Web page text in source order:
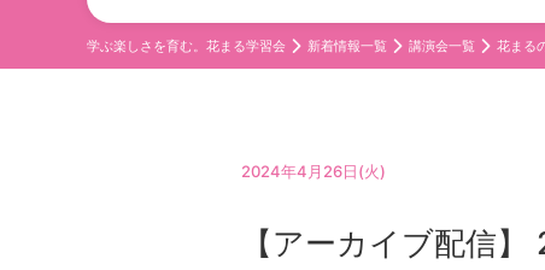
学ぶ楽しさを育む。花まる学習会 新着情報一覧 講演会一覧 花まる
2024年4月26日(火)
【アーカイブ配信